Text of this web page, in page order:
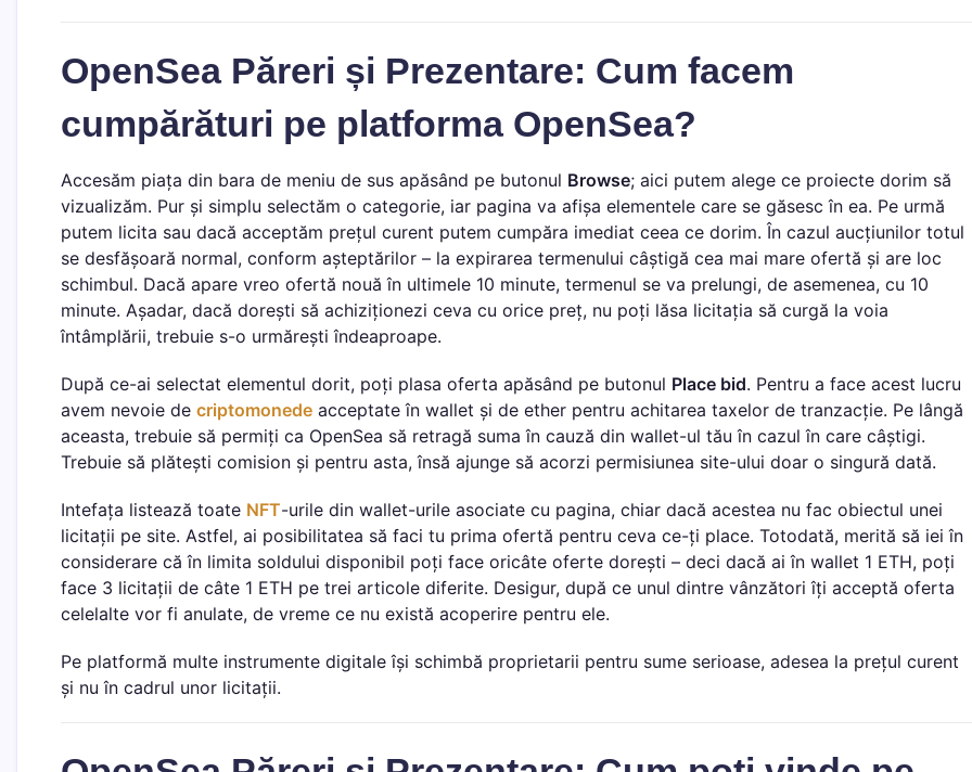
OpenSea Păreri și Prezentare: Cum facem
cumpărături pe platforma OpenSea?
Accesăm piața din bara de meniu de sus apăsând pe butonul Browse; aici putem alege ce proiecte dorim să
vizualizăm. Pur și simplu selectăm o categorie, iar pagina va afișa elementele care se găsesc în ea. Pe urmă
putem licita sau dacă acceptăm prețul curent putem cumpăra imediat ceea ce dorim. În cazul aucțiunilor totul
se desfășoară normal, conform așteptărilor – la expirarea termenului câștigă cea mai mare ofertă și are loc
schimbul. Dacă apare vreo ofertă nouă în ultimele 10 minute, termenul se va prelungi, de asemenea, cu 10
minute. Așadar, dacă dorești să achiziționezi ceva cu orice preț, nu poți lăsa licitația să curgă la voia
întâmplării, trebuie s-o urmărești îndeaproape.
După ce-ai selectat elementul dorit, poți plasa oferta apăsând pe butonul Place bid. Pentru a face acest lucru
avem nevoie de criptomonede acceptate în wallet și de ether pentru achitarea taxelor de tranzacție. Pe lângă
aceasta, trebuie să permiți ca OpenSea să retragă suma în cauză din wallet-ul tău în cazul în care câștigi.
Trebuie să plătești comision și pentru asta, însă ajunge să acorzi permisiunea site-ului doar o singură dată.
Intefața listează toate NFT-urile din wallet-urile asociate cu pagina, chiar dacă acestea nu fac obiectul unei
licitații pe site. Astfel, ai posibilitatea să faci tu prima ofertă pentru ceva ce-ți place. Totodată, merită să iei în
considerare că în limita soldului disponibil poți face oricâte oferte dorești – deci dacă ai în wallet 1 ETH, poți
face 3 licitații de câte 1 ETH pe trei articole diferite. Desigur, după ce unul dintre vânzători îți acceptă oferta
celelalte vor fi anulate, de vreme ce nu există acoperire pentru ele.
Pe platformă multe instrumente digitale își schimbă proprietarii pentru sume serioase, adesea la prețul curent
și nu în cadrul unor licitații.